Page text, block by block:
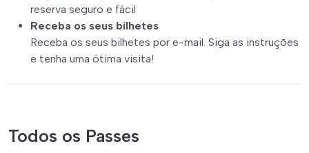
reserva seguro e fácil
Receba os seus bilhetes
Receba os seus bilhetes por e-mail. Siga as instruções
e tenha uma ótima visita!
Todos os Passes